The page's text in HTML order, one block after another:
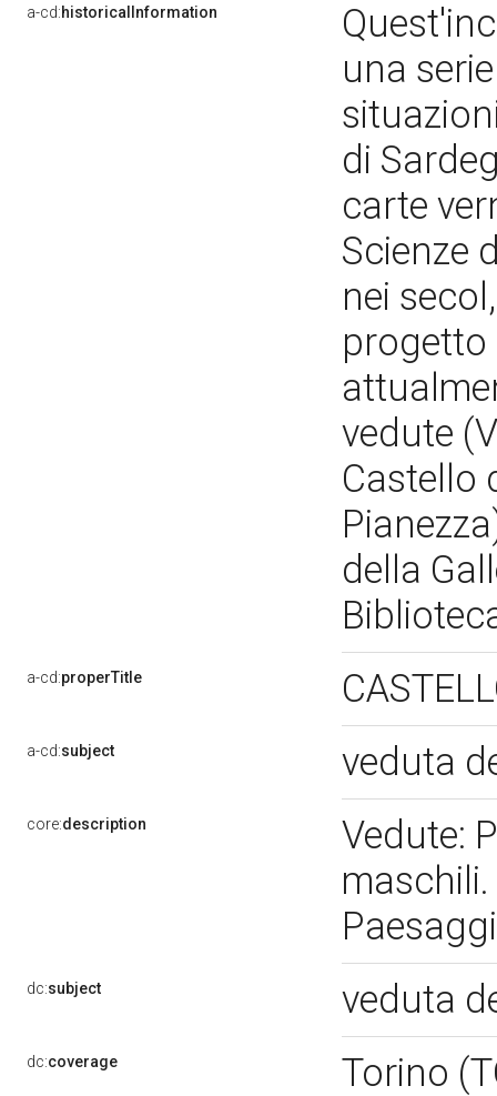
a-cd:historicalInformation
una
di
carte
Scienze
nei
progetto
vedute
Castello
della
a-cd:properTitle
a-cd:subject veduta
core:description
Vedute:
dc:subject veduta
dc:coverage Torino